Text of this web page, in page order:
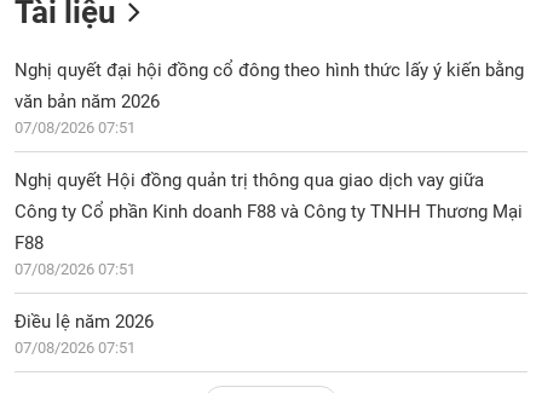
Tài liệu
Nghị quyết đại hội đồng cổ đông theo hình thức lấy ý kiến bằng
văn bản năm 2026
07/08/2026 07:51
Nghị quyết Hội đồng quản trị thông qua giao dịch vay giữa
Công ty Cổ phần Kinh doanh F88 và Công ty TNHH Thương Mại
F88
07/08/2026 07:51
Điều lệ năm 2026
07/08/2026 07:51